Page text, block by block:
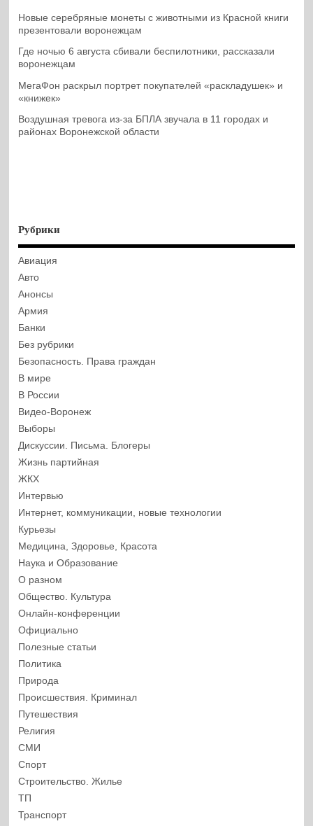
Новые серебряные монеты с животными из Красной книги
презентовали воронежцам
Где ночью 6 августа сбивали беспилотники, рассказали
воронежцам
МегаФон раскрыл портрет покупателей «раскладушек» и
«книжек»
Воздушная тревога из-за БПЛА звучала в 11 городах и
районах Воронежской области
Рубрики
Авиация
Авто
Анонсы
Армия
Банки
Без рубрики
Безопасность. Права граждан
В мире
В России
Видео-Воронеж
Выборы
Дискуссии. Письма. Блогеры
Жизнь партийная
ЖКХ
Интервью
Интернет, коммуникации, новые технологии
Курьезы
Медицина, Здоровье, Красота
Наука и Образование
О разном
Общество. Культура
Онлайн-конференции
Официально
Полезные статьи
Политика
Природа
Происшествия. Криминал
Путешествия
Религия
СМИ
Спорт
Строительство. Жилье
ТП
Транспорт